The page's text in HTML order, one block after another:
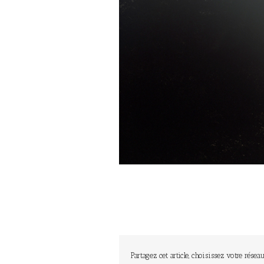
Partagez cet article, choisissez votre